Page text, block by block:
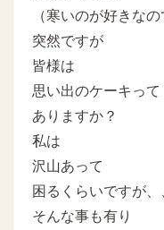
（寒いのが好きなの
突然ですが
皆様は
思い出のケーキって
ありますか？
私は
沢山あって
困るくらいですが、
そんな事も有り